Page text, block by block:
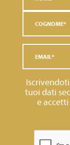
tuoi dati
e